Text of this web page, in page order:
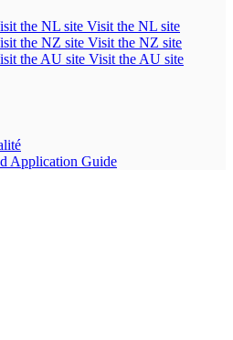
Visit the NL site
Visit the NZ site
Visit the AU site
Application Guide